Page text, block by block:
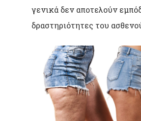
γενικά δεν αποτελούν
δραστηριότητες του